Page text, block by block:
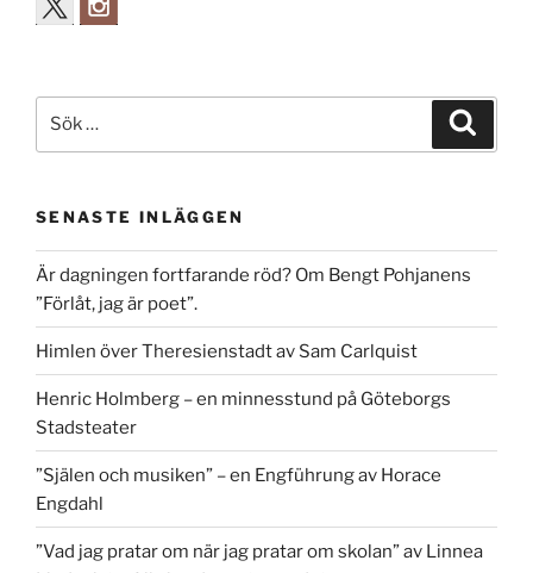
efter:
SENASTE INLÄGGEN
Är dagningen fortfarande röd? Om Bengt Pohjanens
”Förlåt, jag är poet”.
Himlen över Theresienstadt av Sam Carlquist
Henric Holmberg – en minnesstund på Göteborgs
Stadsteater
”Själen och musiken” – en Engführung av Horace
Engdahl
”Vad jag pratar om när jag pratar om skolan” av Linnea